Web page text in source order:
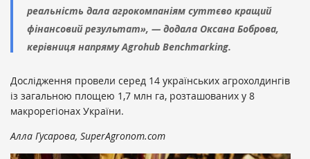
реальність дала агрокомпаніям суттєво кращий
фінансовий результат», — додала Оксана Боброва,
керівниця напряму Agrohub Benchmarking.
Дослідження провели серед 14 українських агрохолдингів
із загальною площею 1,7 млн га, розташованих у 8
макрорегіонах України.
Алла Гусарова, SuperAgronom.com